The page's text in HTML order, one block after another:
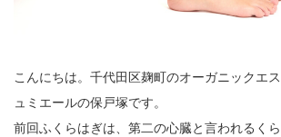
こんにちは。千代田区麹町のオーガニックエ
ュミエールの保戸塚です。
前回ふくらはぎは、第二の心臓と言われるく